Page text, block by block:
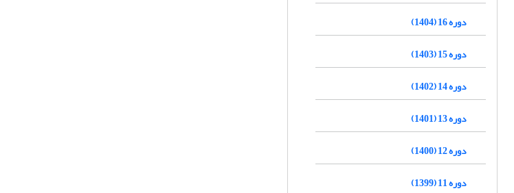
دوره 16 (1404)
دوره 15 (1403)
دوره 14 (1402)
دوره 13 (1401)
دوره 12 (1400)
دوره 11 (1399)